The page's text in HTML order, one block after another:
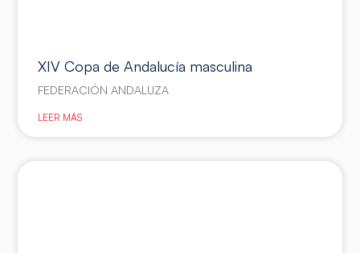
XIV Copa de Andalucía masculina
FEDERACIÓN ANDALUZA
LEER MÁS